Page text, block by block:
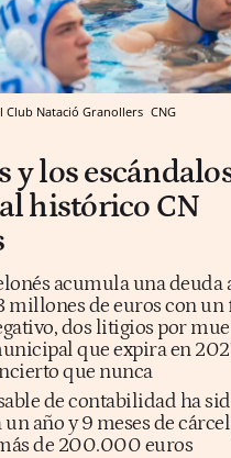
Natació Granollers CNG
y los
histórico CN
acumula una deuda
millones de euros con un
dos litigios por
que expira en
que nunca
de contabilidad ha
un año y 9 meses de
de 200.000 euros